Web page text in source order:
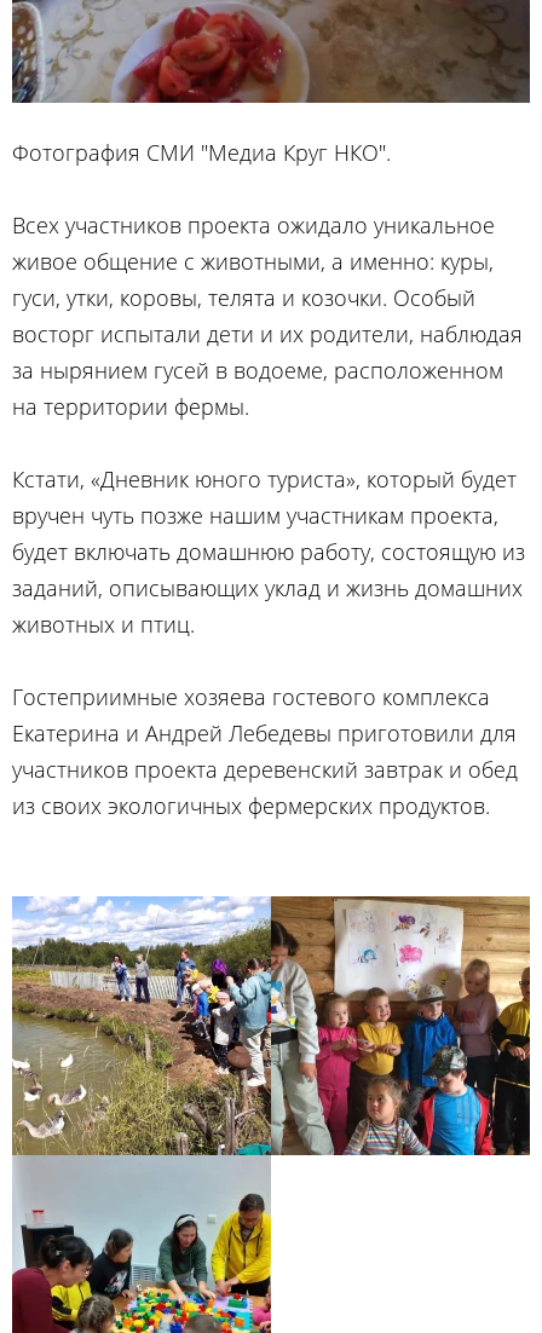
Фотография СМИ "Медиа Круг НКО".
Всех участников проекта ожидало уникальное
живое общение с животными, а именно: куры,
гуси, утки, коровы, телята и козочки. Особый
восторг испытали дети и их родители, наблюдая
за нырянием гусей в водоеме, расположенном
на территории фермы.
Кстати, «Дневник юного туриста», который будет
вручен чуть позже нашим участникам проекта,
будет включать домашнюю работу, состоящую из
заданий, описывающих уклад и жизнь домашних
животных и птиц.
Гостеприимные хозяева гостевого комплекса
Екатерина и Андрей Лебедевы приготовили для
участников проекта деревенский завтрак и обед
из своих экологичных фермерских продуктов.